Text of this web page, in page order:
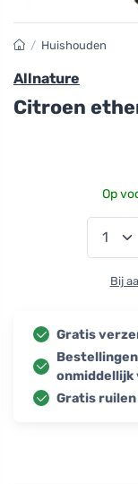
/ Huishouden
Allnature
Citroen
Op
Bij
Gratis
onmiddellijk
Gratis